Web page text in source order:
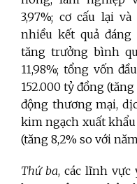
3,97%; cơ cấu lại
nhiều kết quả
tăng trưởng bình
11,98%; tổng vốn
152.000 tỷ đồng
động thương mại,
kim ngạch xuất
(tăng 8,2% so với năm
Thứ ba, các lĩnh vực